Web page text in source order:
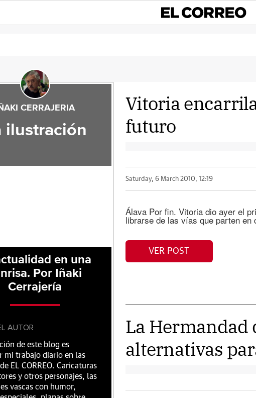
Vitoria
futuro
Saturday, 6 March 2010, 12:19
Álava Por fin. Vitoria dio ayer el
librarse de las vías que parten
VER POST
La Hermandad
alternativas
CERRAJERIA
ilustración
en una
Por Iñaki
Cerrajería
AUTOR
de este blog es
mi trabajo diario en las
EL CORREO. Caricaturas
y otros personajes, las
vascas con humor,